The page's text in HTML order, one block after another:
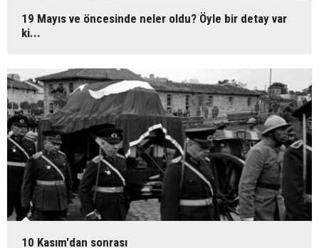
19 Mayıs ve öncesinde neler oldu? Öyle bir detay var
ki...
10 Kasım'dan sonrası